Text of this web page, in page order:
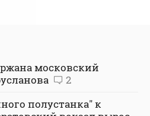
московский
2
полустанка" к